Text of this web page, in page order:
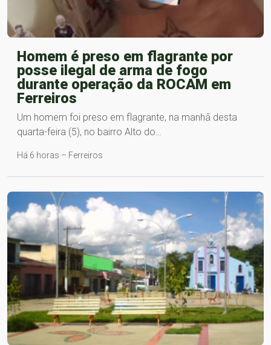
Homem é preso em flagrante por
posse ilegal de arma de fogo
durante operação da ROCAM em
Ferreiros
Um homem foi preso em flagrante, na manhã desta
quarta-feira (5), no bairro Alto do…
Há 6 horas – Ferreiros